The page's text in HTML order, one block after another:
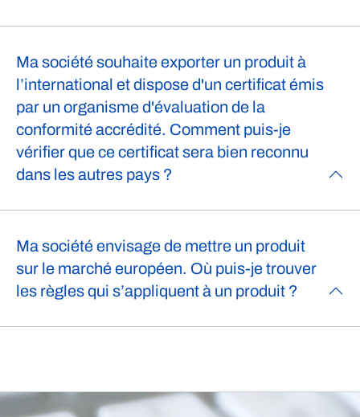
Ma société souhaite exporter un produit à
l’international et dispose d'un certificat émis
par un organisme d'évaluation de la
conformité accrédité. Comment puis-je
vérifier que ce certificat sera bien reconnu
dans les autres pays ?
Ma société envisage de mettre un produit
sur le marché européen. Où puis-je trouver
les règles qui s’appliquent à un produit ?